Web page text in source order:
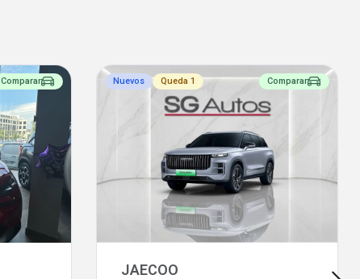
Comparar Nuevos Queda 1 Comparar
JAECOO